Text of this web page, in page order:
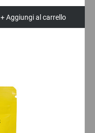
+ Aggiungi al carrello